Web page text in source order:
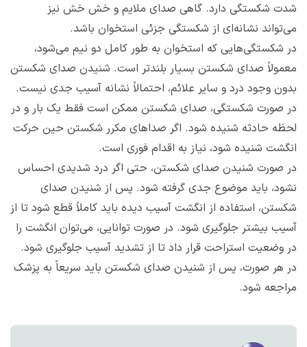
شدت شکستگی دارد. گاهی صدای ملایم و خش خش نیز
می‌تواند نشانه‌ای از شکستگی جزئی استخوان باشد.
در شکستگی‌هایی که استخوان به طور کامل دو نیم می‌شود،
معمولاً صدای شکستن بسیار بلندتر است. شنیدن صدای شکستن
بدون وجود درد و سایر علائم، احتمالاً نشانه آسیب جدی نیست.
در صورت شکستگی، صدای شکستن ممکن است فقط یک بار و در
لحظه حادثه شنیده شود. اگر صداهای مکرر شکستن حین حرکت
انگشت شنیده شود، نیاز به اقدام فوری است.
در صورت شنیدن صدای شکستن، حتی اگر درد شدیدی احساس
نشود، باید موضوع جدی گرفته شود. پس از شنیدن صدای
شکستن، استفاده از انگشت آسیب دیده باید کاملاً قطع شود تا از
آسیب بیشتر جلوگیری شود. در صورت توانایی، می‌توان انگشت را
در وضعیت استراحت قرار داد تا از تشدید آسیب جلوگیری شود.
در هر صورت، پس از شنیدن صدای شکستن باید سریعاً به پزشک
مراجعه شود.